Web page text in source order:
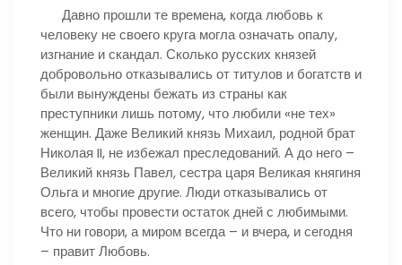
Давно прошли те времена, когда любовь к
человеку не своего круга могла означать опалу,
изгнание и скандал. Сколько русских князей
добровольно отказывались от титулов и богатств и
были вынуждены бежать из страны как
преступники лишь потому, что любили «не тех»
женщин. Даже Великий князь Михаил, родной брат
Николая II, не избежал преследований. А до него –
Великий князь Павел, сестра царя Великая княгиня
Ольга и многие другие. Люди отказывались от
всего, чтобы провести остаток дней с любимыми.
Что ни говори, а миром всегда – и вчера, и сегодня
– правит Любовь.